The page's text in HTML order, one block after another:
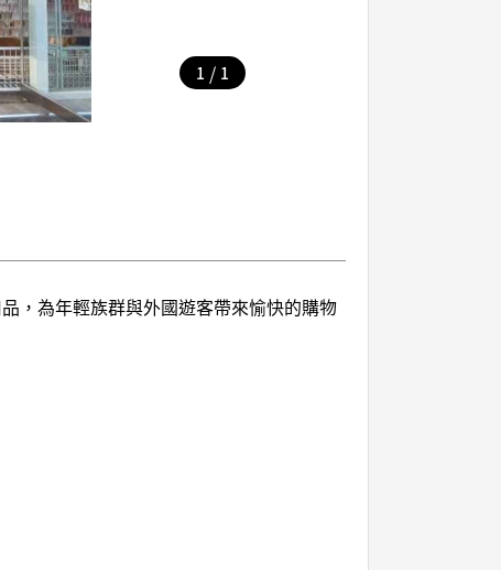
1 / 1
，為年輕族群與外國遊客帶來愉快的購物